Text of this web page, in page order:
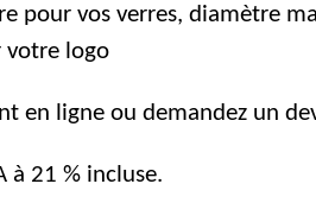
pour vos verres, diamètre
votre logo
en ligne ou demandez un
à 21 % incluse.